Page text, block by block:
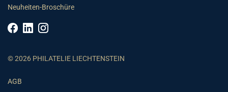
Neuheiten-Broschüre
© 2026 PHILATELIE LIECHTENSTEIN
AGB